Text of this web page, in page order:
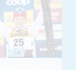
18